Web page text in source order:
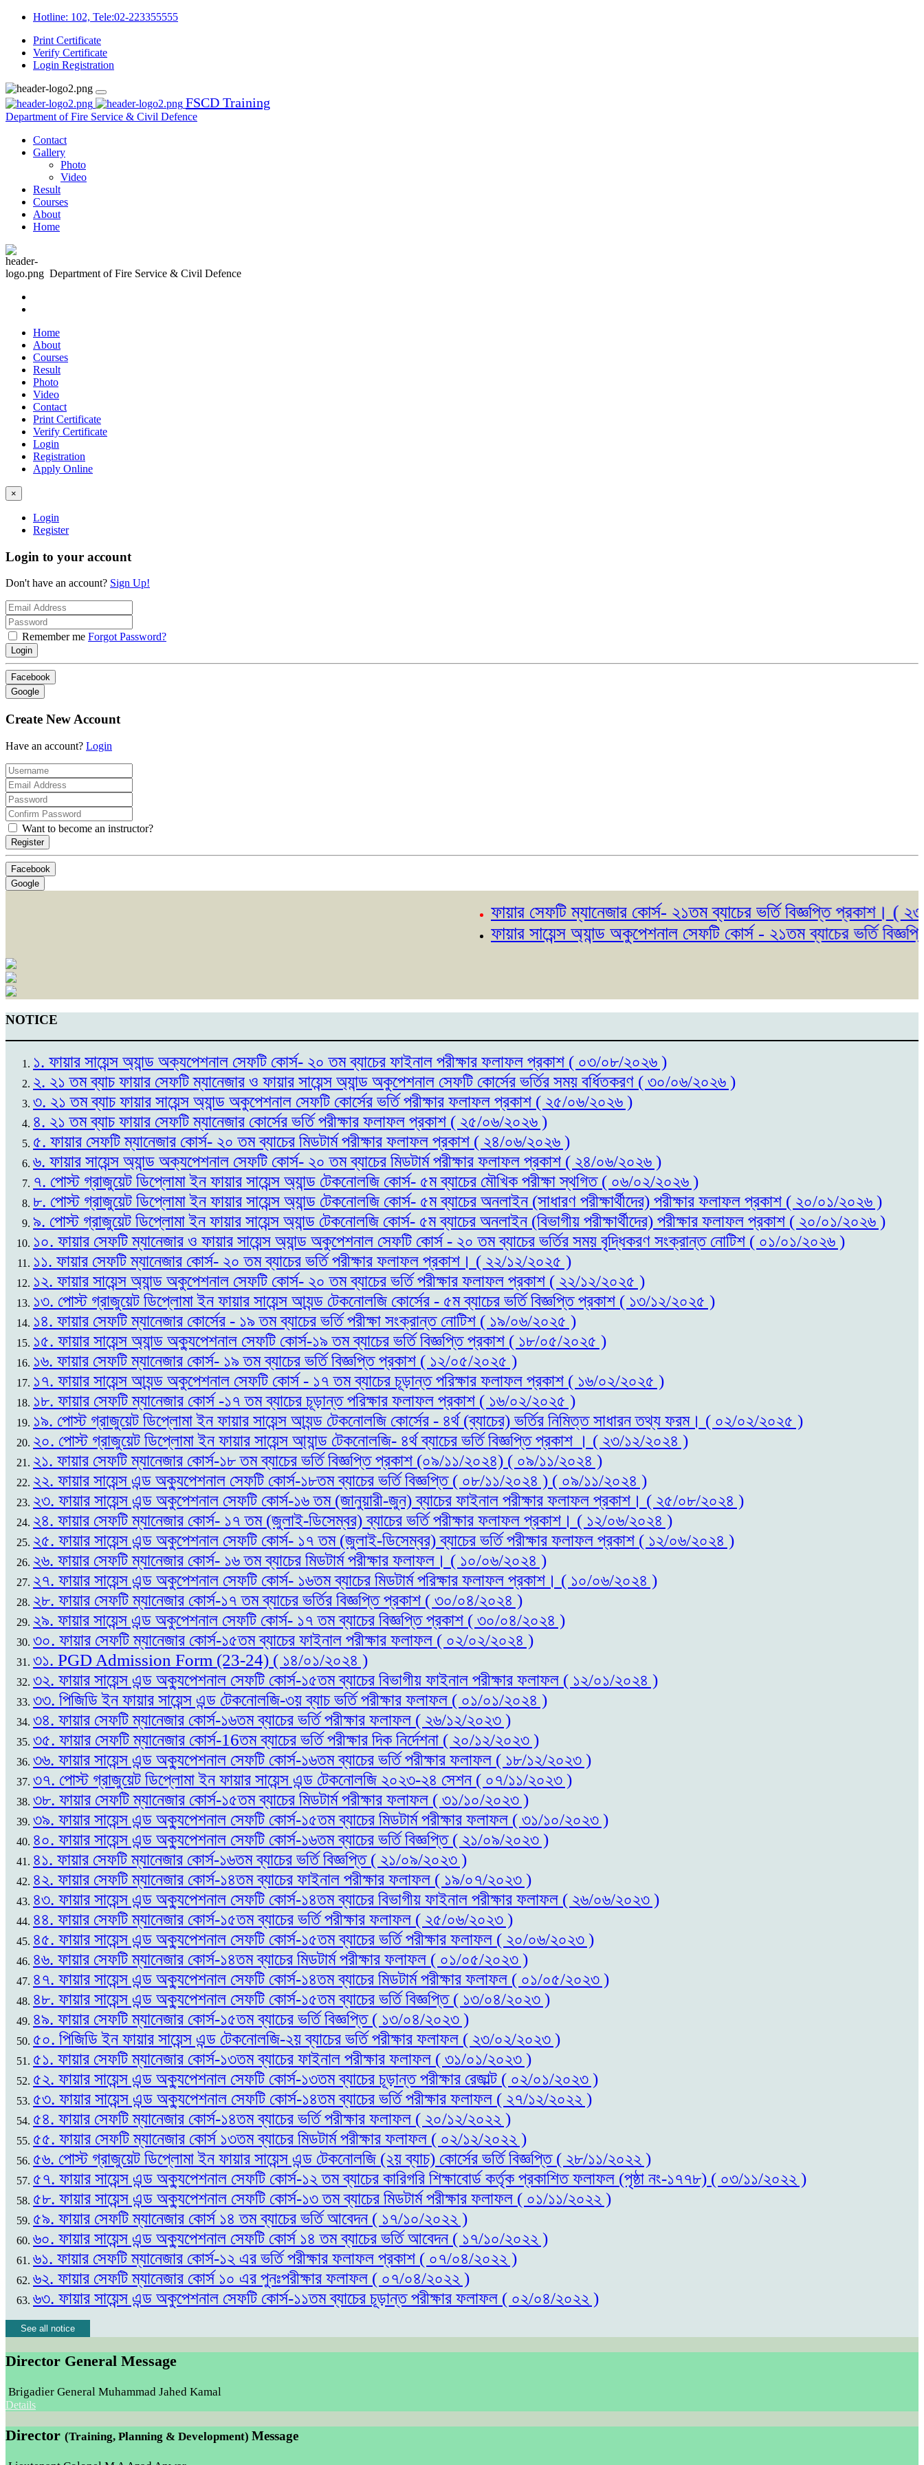
Hotline: 102, Tele:02-223355555
Print Certificate
Verify Certificate
Login Registration
FSCD Training
Department of Fire Service & Civil Defence
Contact
Gallery
Photo
Video
Result
Courses
About
Home
Department of Fire Service & Civil Defence
Home
About
Courses
Result
Photo
Video
Contact
Print Certificate
Verify Certificate
Login
Registration
Apply Online
×
Login
Register
Login to your account
Don't have an account? Sign Up!
Remember me Forgot Password?
Login
Facebook
Google
Create New Account
Have an account? Login
Want to become an instructor?
Register
Facebook
Google
ফায়ার সেফটি ম্যানেজার কোর্স- ২১তম ব্যাচের ভর্তি বিজ্ঞপ্তি প্রকাশ। ( ২৩/০৫/
ফায়ার সায়েন্স অ্যান্ড অকুপেশনাল সেফটি কোর্স - ২১তম ব্যাচের ভর্তি বিজ্ঞপ্তি
NOTICE
১. ফায়ার সায়েন্স অ্যান্ড অক্যপেশনাল সেফটি কোর্স- ২০ তম ব্যাচের ফাইনাল পরীক্ষার ফলাফল প্রকাশ ( ০৩/০৮/২০২৬ )
২. ২১ তম ব্যাচ ফায়ার সেফটি ম্যানেজার ও ফায়ার সায়েন্স অ্যান্ড অকুপেশনাল সেফটি কোর্সের ভর্তির সময় বর্ধিতকরণ ( ৩০/০৬/২০২৬ )
৩. ২১ তম ব্যাচ ফায়ার সায়েন্স অ্যান্ড অকুপেশনাল সেফটি কোর্সের ভর্তি পরীক্ষার ফলাফল প্রকাশ ( ২৫/০৬/২০২৬ )
৪. ২১ তম ব্যাচ ফায়ার সেফটি ম্যানেজার কোর্সের ভর্তি পরীক্ষার ফলাফল প্রকাশ ( ২৫/০৬/২০২৬ )
৫. ফায়ার সেফটি ম্যানেজার কোর্স- ২০ তম ব্যাচের মিডটার্ম পরীক্ষার ফলাফল প্রকাশ ( ২৪/০৬/২০২৬ )
৬. ফায়ার সায়েন্স অ্যান্ড অক্যপেশনাল সেফটি কোর্স- ২০ তম ব্যাচের মিডটার্ম পরীক্ষার ফলাফল প্রকাশ ( ২৪/০৬/২০২৬ )
৭. পোস্ট গ্রাজুয়েট ডিপ্লোমা ইন ফায়ার সায়েন্স অ্যান্ড টেকনোলজি কোর্স- ৫ম ব্যাচের মৌখিক পরীক্ষা স্থগিত ( ০৬/০২/২০২৬ )
৮. পোস্ট গ্রাজুয়েট ডিপ্লোমা ইন ফায়ার সায়েন্স অ্যান্ড টেকনোলজি কোর্স- ৫ম ব্যাচের অনলাইন (সাধারণ পরীক্ষার্থীদের) পরীক্ষার ফলাফল প্রকাশ ( ২০/০১/২০২৬ )
৯. পোস্ট গ্রাজুয়েট ডিপ্লোমা ইন ফায়ার সায়েন্স অ্যান্ড টেকনোলজি কোর্স- ৫ম ব্যাচের অনলাইন (বিভাগীয় পরীক্ষার্থীদের) পরীক্ষার ফলাফল প্রকাশ ( ২০/০১/২০২৬ )
১০. ফায়ার সেফটি ম্যানেজার ও ফায়ার সায়েন্স অ্যান্ড অকুপেশনাল সেফটি কোর্স - ২০ তম ব্যাচের ভর্তির সময় বৃদ্ধিকরণ সংক্রান্ত নোটিশ ( ০১/০১/২০২৬ )
১১. ফায়ার সেফটি ম্যানেজার কোর্স- ২০ তম ব্যাচের ভর্তি পরীক্ষার ফলাফল প্রকাশ। ( ২২/১২/২০২৫ )
১২. ফায়ার সায়েন্স অ্যান্ড অকুপেশনাল সেফটি কোর্স- ২০ তম ব্যাচের ভর্তি পরীক্ষার ফলাফল প্রকাশ ( ২২/১২/২০২৫ )
১৩. পোস্ট গ্রাজুয়েট ডিপ্লোমা ইন ফায়ার সায়েন্স আ্যন্ড টেকনোলজি কোর্সের - ৫ম ব্যাচের ভর্তি বিজ্ঞপ্তি প্রকাশ ( ১৩/১২/২০২৫ )
১৪. ফায়ার সেফটি ম্যানেজার কোর্সের - ১৯ তম ব্যাচের ভর্তি পরীক্ষা সংক্রান্ত নোটিশ ( ১৯/০৬/২০২৫ )
১৫. ফায়ার সায়েন্স অ্যান্ড অক্যুপেশনাল সেফটি কোর্স-১৯ তম ব্যাচের ভর্তি বিজ্ঞপ্তি প্রকাশ ( ১৮/০৫/২০২৫ )
১৬. ফায়ার সেফটি ম্যানেজার কোর্স- ১৯ তম ব্যাচের ভর্তি বিজ্ঞপ্তি প্রকাশ ( ১২/০৫/২০২৫ )
১৭. ফায়ার সায়েন্স আ্যন্ড অকুপেশনাল সেফটি কোর্স - ১৭ তম ব্যাচের চূড়ান্ত পরিক্ষার ফলাফল প্রকাশ ( ১৬/০২/২০২৫ )
১৮. ফায়ার সেফটি ম্যানেজার কোর্স -১৭ তম ব্যাচের চূড়ান্ত পরিক্ষার ফলাফল প্রকাশ ( ১৬/০২/২০২৫ )
১৯. পোস্ট গ্রাজুয়েট ডিপ্লোমা ইন ফায়ার সায়েন্স আ্যন্ড টেকনোলজি কোর্সের - ৪র্থ (ব্যাচের) ভর্তির নিমিত্ত সাধারন তথ্য ফরম। ( ০২/০২/২০২৫ )
২০. পোস্ট গ্রাজুয়েট ডিপ্লোমা ইন ফায়ার সায়েন্স আ্যান্ড টেকনোলজি- ৪র্থ ব্যাচের ভর্তি বিজ্ঞপ্তি প্রকাশ । ( ২৩/১২/২০২৪ )
২১. ফায়ার সেফটি ম্যানেজার কোর্স-১৮ তম ব্যাচের ভর্তি বিজ্ঞপ্তি প্রকাশ (০৯/১১/২০২৪) ( ০৯/১১/২০২৪ )
২২. ফায়ার সায়েন্স এন্ড অক্যুপেশনাল সেফটি কোর্স-১৮তম ব্যাচের ভর্তি বিজ্ঞপ্তি ( ০৮/১১/২০২৪ ) ( ০৯/১১/২০২৪ )
২৩. ফায়ার সায়েন্স এন্ড অকুপেশনাল সেফটি কোর্স-১৬ তম (জানুয়ারী-জুন) ব্যাচের ফাইনাল পরীক্ষার ফলাফল প্রকাশ। ( ২৫/০৮/২০২৪ )
২৪. ফায়ার সেফটি ম্যানেজার কোর্স- ১৭ তম (জুলাই-ডিসেম্বর) ব্যাচের ভর্তি পরীক্ষার ফলাফল প্রকাশ। ( ১২/০৬/২০২৪ )
২৫. ফায়ার সায়েন্স এন্ড অকুপেশনাল সেফটি কোর্স- ১৭ তম (জুলাই-ডিসেম্বর) ব্যাচের ভর্তি পরীক্ষার ফলাফল প্রকাশ ( ১২/০৬/২০২৪ )
২৬. ফায়ার সেফটি ম্যানেজার কোর্স- ১৬ তম ব্যাচের মিডটার্ম পরীক্ষার ফলাফল। ( ১০/০৬/২০২৪ )
২৭. ফায়ার সায়েন্স এন্ড অকুপেশনাল সেফটি কোর্স- ১৬তম ব্যাচের মিডটার্ম পরিক্ষার ফলাফল প্রকাশ। ( ১০/০৬/২০২৪ )
২৮. ফায়ার সেফটি ম্যানেজার কোর্স-১৭ তম ব্যাচের ভর্তির বিজ্ঞপ্তি প্রকাশ ( ৩০/০৪/২০২৪ )
২৯. ফায়ার সায়েন্স এন্ড অকুপেশনাল সেফটি কোর্স- ১৭ তম ব্যাচের বিজ্ঞপ্তি প্রকাশ ( ৩০/০৪/২০২৪ )
৩০. ফায়ার সেফটি ম্যানেজার কোর্স-১৫তম ব্যাচের ফাইনাল পরীক্ষার ফলাফল ( ০২/০২/২০২৪ )
৩১. PGD Admission Form (23-24) ( ১৪/০১/২০২৪ )
৩২. ফায়ার সায়েন্স এন্ড অক্যুপেশনাল সেফটি কোর্স-১৫তম ব্যাচের বিভাগীয় ফাইনাল পরীক্ষার ফলাফল ( ১২/০১/২০২৪ )
৩৩. পিজিডি ইন ফায়ার সায়েন্স এন্ড টেকনোলজি-৩য় ব্যাচ ভর্তি পরীক্ষার ফলাফল ( ০১/০১/২০২৪ )
৩৪. ফায়ার সেফটি ম্যানেজার কোর্স-১৬তম ব্যাচের ভর্তি পরীক্ষার ফলাফল ( ২৬/১২/২০২৩ )
৩৫. ফায়ার সেফটি ম্যানেজার কোর্স-16তম ব্যাচের ভর্তি পরীক্ষার দিক নির্দেশনা ( ২০/১২/২০২৩ )
৩৬. ফায়ার সায়েন্স এন্ড অক্যুপেশনাল সেফটি কোর্স-১৬তম ব্যাচের ভর্তি পরীক্ষার ফলাফল ( ১৮/১২/২০২৩ )
৩৭. পোস্ট গ্রাজুয়েট ডিপ্লোমা ইন ফায়ার সায়েন্স এন্ড টেকনোলজি ২০২৩-২৪ সেশন ( ০৭/১১/২০২৩ )
৩৮. ফায়ার সেফটি ম্যানেজার কোর্স-১৫তম ব্যাচের মিডটার্ম পরীক্ষার ফলাফল ( ৩১/১০/২০২৩ )
৩৯. ফায়ার সায়েন্স এন্ড অক্যুপেশনাল সেফটি কোর্স-১৫তম ব্যাচের মিডটার্ম পরীক্ষার ফলাফল ( ৩১/১০/২০২৩ )
৪০. ফায়ার সায়েন্স এন্ড অক্যুপেশনাল সেফটি কোর্স-১৬তম ব্যাচের ভর্তি বিজ্ঞপ্তি ( ২১/০৯/২০২৩ )
৪১. ফায়ার সেফটি ম্যানেজার কোর্স-১৬তম ব্যাচের ভর্তি বিজ্ঞপ্তি ( ২১/০৯/২০২৩ )
৪২. ফায়ার সেফটি ম্যানেজার কোর্স-১৪তম ব্যাচের ফাইনাল পরীক্ষার ফলাফল ( ১৯/০৭/২০২৩ )
৪৩. ফায়ার সায়েন্স এন্ড অক্যুপেশনাল সেফটি কোর্স-১৪তম ব্যাচের বিভাগীয় ফাইনাল পরীক্ষার ফলাফল ( ২৬/০৬/২০২৩ )
৪৪. ফায়ার সেফটি ম্যানেজার কোর্স-১৫তম ব্যাচের ভর্তি পরীক্ষার ফলাফল ( ২৫/০৬/২০২৩ )
৪৫. ফায়ার সায়েন্স এন্ড অক্যুপেশনাল সেফটি কোর্স-১৫তম ব্যাচের ভর্তি পরীক্ষার ফলাফল ( ২০/০৬/২০২৩ )
৪৬. ফায়ার সেফটি ম্যানেজার কোর্স-১৪তম ব্যাচের মিডটার্ম পরীক্ষার ফলাফল ( ০১/০৫/২০২৩ )
৪৭. ফায়ার সায়েন্স এন্ড অক্যুপেশনাল সেফটি কোর্স-১৪তম ব্যাচের মিডটার্ম পরীক্ষার ফলাফল ( ০১/০৫/২০২৩ )
৪৮. ফায়ার সায়েন্স এন্ড অক্যুপেশনাল সেফটি কোর্স-১৫তম ব্যাচের ভর্তি বিজ্ঞপ্তি ( ১৩/০৪/২০২৩ )
৪৯. ফায়ার সেফটি ম্যানেজার কোর্স-১৫তম ব্যাচের ভর্তি বিজ্ঞপ্তি ( ১৩/০৪/২০২৩ )
৫০. পিজিডি ইন ফায়ার সায়েন্স এন্ড টেকনোলজি-২য় ব্যাচের ভর্তি পরীক্ষার ফলাফল ( ২৩/০২/২০২৩ )
৫১. ফায়ার সেফটি ম্যানেজার কোর্স-১৩তম ব্যাচের ফাইনাল পরীক্ষার ফলাফল ( ৩১/০১/২০২৩ )
৫২. ফায়ার সায়েন্স এন্ড অক্যুপেশনাল সেফটি কোর্স-১৩তম ব্যাচের চূড়ান্ত পরীক্ষার রেজাল্ট ( ০২/০১/২০২৩ )
৫৩. ফায়ার সায়েন্স এন্ড অক্যুপেশনাল সেফটি কোর্স-১৪তম ব্যাচের ভর্তি পরীক্ষার ফলাফল ( ২৭/১২/২০২২ )
৫৪. ফায়ার সেফটি ম্যানেজার কোর্স-১৪তম ব্যাচের ভর্তি পরীক্ষার ফলাফল ( ২০/১২/২০২২ )
৫৫. ফায়ার সেফটি ম্যানেজার কোর্স ১৩তম ব্যাচের মিডটার্ম পরীক্ষার ফলাফল ( ০২/১২/২০২২ )
৫৬. পোস্ট গ্রাজুয়েট ডিপ্লোমা ইন ফায়ার সায়েন্স এন্ড টেকনোলজি (২য় ব্যাচ) কোর্সের ভর্তি বিজ্ঞপ্তি ( ২৮/১১/২০২২ )
৫৭. ফায়ার সায়েন্স এন্ড অক্যুপেশনাল সেফটি কোর্স-১২ তম ব্যাচের কারিগরি শিক্ষাবোর্ড কর্তৃক প্রকাশিত ফলাফল (পৃষ্ঠা নং-১৭৭৮) ( ০৩/১১/২০২২ )
৫৮. ফায়ার সায়েন্স এন্ড অক্যুপেশনাল সেফটি কোর্স-১৩ তম ব্যাচের মিডটার্ম পরীক্ষার ফলাফল ( ০১/১১/২০২২ )
৫৯. ফায়ার সেফটি ম্যানেজার কোর্স ১৪ তম ব্যাচের ভর্তি আবেদন ( ১৭/১০/২০২২ )
৬০. ফায়ার সায়েন্স এন্ড অক্যুপেশনাল সেফটি কোর্স ১৪ তম ব্যাচের ভর্তি আবেদন ( ১৭/১০/২০২২ )
৬১. ফায়ার সেফটি ম্যানেজার কোর্স-১২ এর ভর্তি পরীক্ষার ফলাফল প্রকাশ ( ০৭/০৪/২০২২ )
৬২. ফায়ার সেফটি ম্যানেজার কোর্স ১০ এর পুনঃপরীক্ষার ফলাফল ( ০৭/০৪/২০২২ )
৬৩. ফায়ার সায়েন্স এন্ড অকুপেশনাল সেফটি কোর্স-১১তম ব্যাচের চূড়ান্ত পরীক্ষার ফলাফল ( ০২/০৪/২০২২ )
See all notice
Director General Message
Brigadier General Muhammad Jahed Kamal
Details
Director (Training, Planning & Development) Message